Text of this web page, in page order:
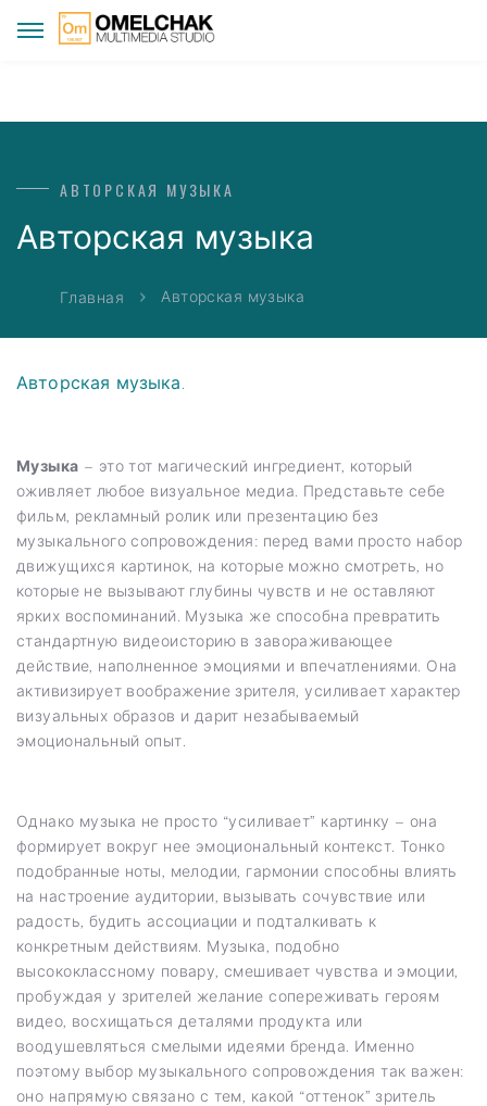
АВТОРСКАЯ МУЗЫКА
Авторская музыка
Главная Авторская музыка
Авторская музыка.
Музыка – это тот магический ингредиент, который
оживляет любое визуальное медиа. Представьте себе
фильм, рекламный ролик или презентацию без
музыкального сопровождения: перед вами просто набор
движущихся картинок, на которые можно смотреть, но
которые не вызывают глубины чувств и не оставляют
ярких воспоминаний. Музыка же способна превратить
стандартную видеоисторию в завораживающее
действие, наполненное эмоциями и впечатлениями. Она
активизирует воображение зрителя, усиливает характер
визуальных образов и дарит незабываемый
эмоциональный опыт.
Однако музыка не просто “усиливает” картинку – она
формирует вокруг нее эмоциональный контекст. Тонко
подобранные ноты, мелодии, гармонии способны влиять
на настроение аудитории, вызывать сочувствие или
радость, будить ассоциации и подталкивать к
конкретным действиям. Музыка, подобно
высококлассному повару, смешивает чувства и эмоции,
пробуждая у зрителей желание сопереживать героям
видео, восхищаться деталями продукта или
воодушевляться смелыми идеями бренда. Именно
поэтому выбор музыкального сопровождения так важен:
оно напрямую связано с тем, какой “оттенок” зритель